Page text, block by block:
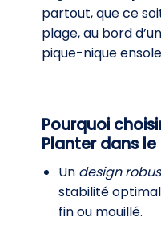
partout, que ce
plage, au bord
pique-nique
Pourquoi
Planter dans le
Un design
stabilité
fin ou mouillé.